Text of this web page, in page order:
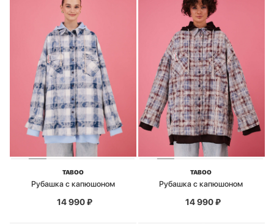
TABOO
Рубашка с капюшоном
14 990₽
TABOO
Рубашка с капюшоном
14 990₽